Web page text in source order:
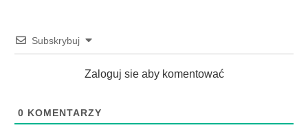
Subskrybuj
Zaloguj sie aby komentować
0 KOMENTARZY